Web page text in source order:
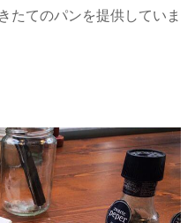
たてのパンを提供していま